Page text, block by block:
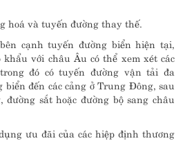
hoá và tuyến đường thay thế.
cạnh tuyến đường biển hiện tại,
với châu Âu có thể xem xét các
đó có tuyến đường vận tải đa
đến các cảng ở Trung Đông, sau
sắt hoặc đường bộ sang châu
ưu đãi của các hiệp định thương